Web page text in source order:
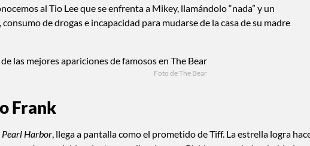
al Tio Lee que se enfrenta a Mikey, llamándolo “nada” y un
de drogas e incapacidad para mudarse de la casa de su madre
Foto de The Bear
Frank
Pearl Harbor , llega a pantalla como el prometido de Tiff. La estrella logra